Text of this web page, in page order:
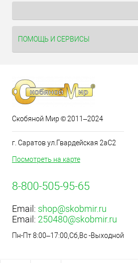
ПОМОЩЬ И СЕРВИСЫ
Скобяной Мир © 2011–2024
г. Саратов ул.Гвардейская 2аС2
Посмотреть на карте
8-800-505-95-65
Email: shop@skobmir.ru
Email: 250480@skobmir.ru
Пн-Пт 8:00–17:00,Сб,Вс -Выходной